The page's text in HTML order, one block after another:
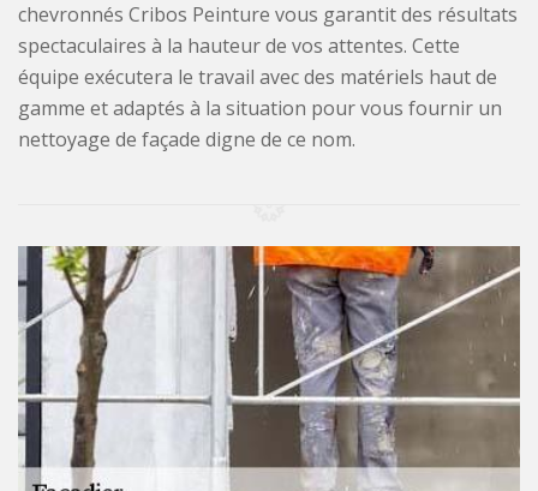
chevronnés Cribos Peinture vous garantit des résultats
spectaculaires à la hauteur de vos attentes. Cette
équipe exécutera le travail avec des matériels haut de
gamme et adaptés à la situation pour vous fournir un
nettoyage de façade digne de ce nom.